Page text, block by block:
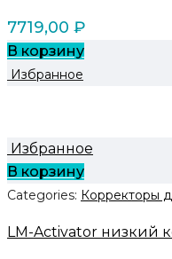
7719,00 ₽
В корзину
Избранное
Избранное
В корзину
Categories: Корректоры
LM-Activator низкий